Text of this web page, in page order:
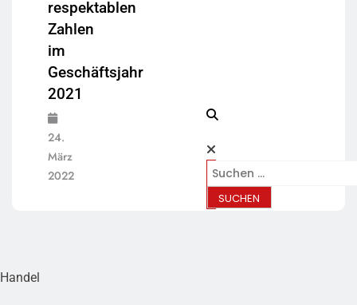
respektablen
Zahlen
im
Geschäftsjahr
2021
24.
März
2022
Handel